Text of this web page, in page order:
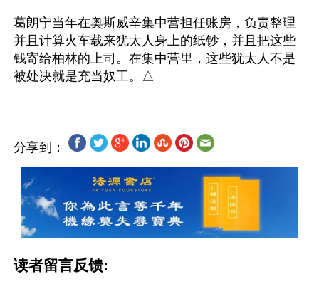
葛朗宁当年在奥斯威辛集中营担任账房，负责整理
并且计算火车载来犹太人身上的纸钞，并且把这些
钱寄给柏林的上司。在集中营里，这些犹太人不是
分享到：
读者留言反馈: